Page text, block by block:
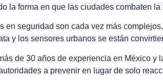
la forma en que las ciudades combaten la
en seguridad son cada vez más
y los sensores urbanos se están
de 30 años de experiencia en México y
a prevenir en lugar de solo